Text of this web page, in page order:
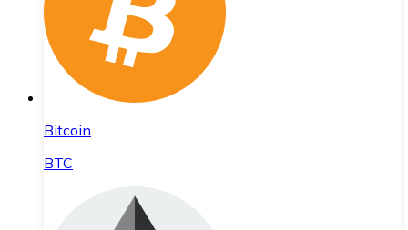
Bitcoin
BTC